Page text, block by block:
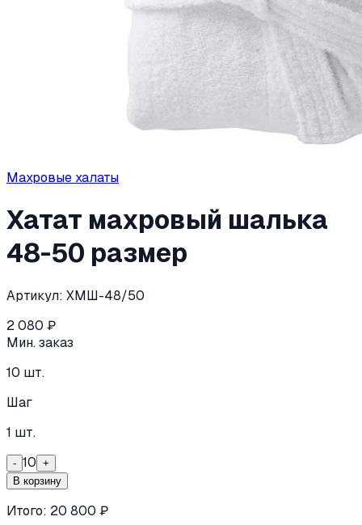
Махровые халаты
Хатат махровый шалька
48-50 размер
Артикул: ХМШ-48/50
2 080 ₽
Мин. заказ
10 шт.
Шаг
1 шт.
- 10 +
В корзину
Итого: 20 800 ₽